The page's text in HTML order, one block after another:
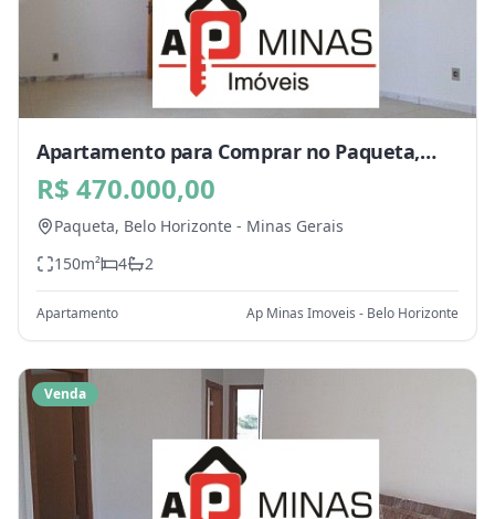
Apartamento para Comprar no Paqueta,
Belo Horizonte - MG
R$ 470.000,00
Paqueta, Belo Horizonte - Minas Gerais
150m² 4 2
Apartamento Ap Minas Imoveis - Belo Horizonte
Venda